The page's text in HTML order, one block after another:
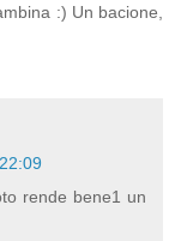
:) Un bacione,
rende bene1 un